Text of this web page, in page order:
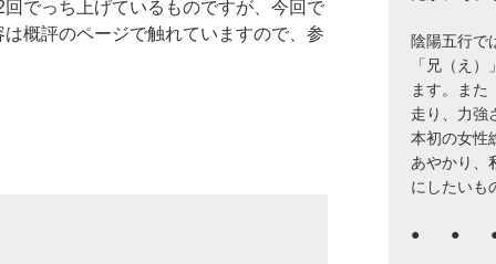
でっち上げているものですが、今回で
概評のページで触れていますので、参
陰陽五行で
「兄（え
ます。また
走り、力強
本初の女性
あやかり、
にしたいも
● ●